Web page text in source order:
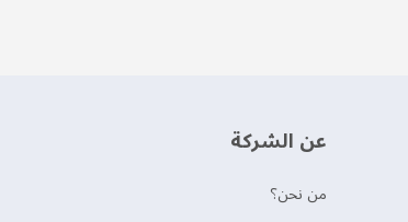
عن الشركة
من نحن؟